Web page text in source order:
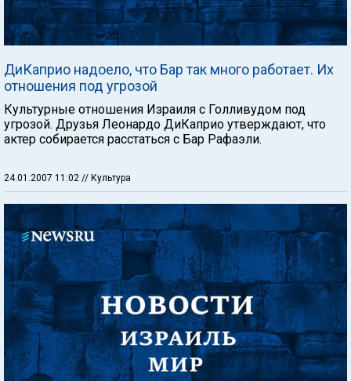
ДиКаприо надоело, что Бар так много работает. Их
отношения под угрозой
Культурные отношения Израиля с Голливудом под
угрозой. Друзья Леонардо ДиКаприо утверждают, что
актер собирается расстаться с Бар Рафаэли.
24.01.2007 11:02 // Культура